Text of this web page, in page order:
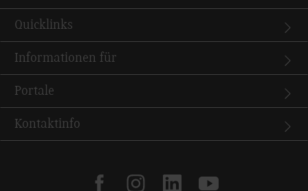
Quicklinks
Informationen für
Portale
Kontaktinfo
facebookinstagramlinkedinyoutube